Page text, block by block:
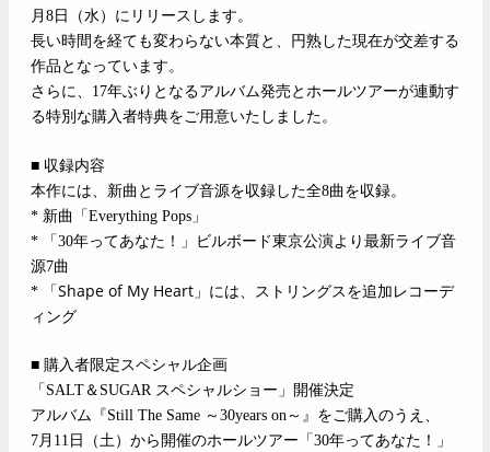
月8日（水）にリリースします。
長い時間を経ても変わらない本質と、円熟した現在が交差する
作品となっています。
さらに、17年ぶりとなるアルバム発売とホールツアーが連動す
る特別な購入者特典をご用意いたしました。
■ 収録内容
本作には、新曲とライブ音源を収録した全8曲を収録。
* 新曲「Everything Pops」
*
「30年ってあなた！」ビルボード東京公演より最新ライブ音
源7曲
*
「Shape of My Heart」には、ストリングスを追加レコーデ
ィング
■ 購入者限定スペシャル企画
「SALT＆SUGAR スペシャルショー」開催決定
アルバム『Still The Same ～30years on～』をご購入のうえ、
7月11日（土）から開催のホールツアー「30年ってあなた！」